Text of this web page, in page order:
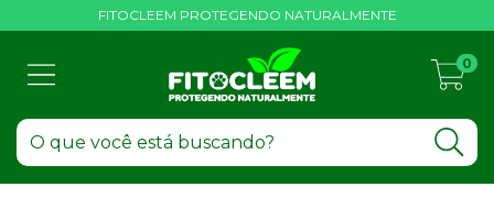
FITOCLEEM PROTEGENDO NATURALMENTE
0